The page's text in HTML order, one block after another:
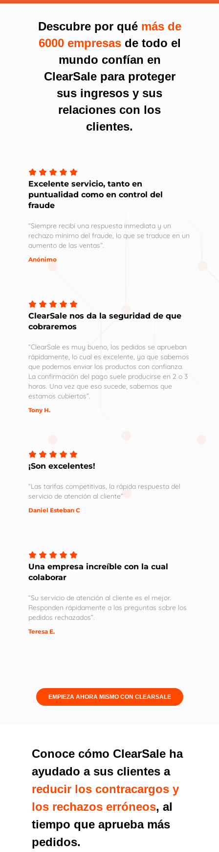
Descubre por qué más de
6000 empresasde todo el
mundo confían en
ClearSale para proteger
sus ingresos y sus
relaciones con los
clientes.
Excelente servicio, tanto en
puntualidad como en control del
fraude
“Siempre recibí una respuesta inmediata y un
rechazo mínimo del fraude, lo que se traduce en un
aumento de las ventas”.
Anónimo
ClearSale nos da la seguridad de que
cobraremos
“ClearSale es muy bueno, los pedidos se aprueban
rápidamente, lo cual es excelente, ya que sabemos
que podemos enviar los productos con confianza.
La confirmación del pago suele producirse en 2 o 3
horas. Una vez que eso sucede, sabemos que
estamos cubiertos”.
Tony H.
¡Son excelentes!
“Las tarifas competitivas, la rápida respuesta del
servicio de atención al cliente”
Daniel Esteban C
Una empresa increíble con la cual
colaborar
“Su servicio de atención al cliente es el mejor.
Responden rápidamente a las preguntas sobre los
pedidos rechazados”.
Teresa E.
EMPIEZA AHORA MISMO CON CLEARSALE
Conoce cómo ClearSale ha
ayudado a sus clientes a
reducir los contracargos y
los rechazos erróneos, al
tiempo que aprueba más
pedidos.